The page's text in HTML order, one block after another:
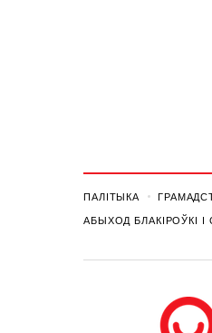
ПАЛІТЫКА
АБЫХОД БЛАКІРОЎКІ І